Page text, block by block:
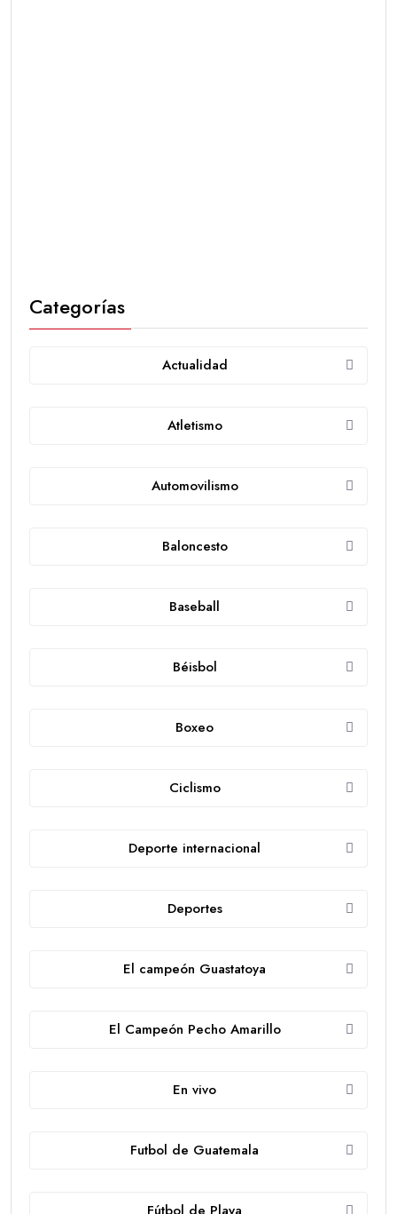
Categorías
Actualidad
Atletismo
Automovilismo
Baloncesto
Baseball
Béisbol
Boxeo
Ciclismo
Deporte internacional
Deportes
El campeón Guastatoya
El Campeón Pecho Amarillo
En vivo
Futbol de Guatemala